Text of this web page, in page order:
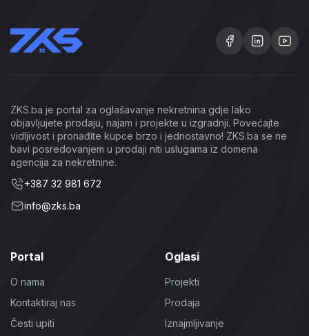
ZKS.ba je portal za oglašavanje nekretnina gdje lako
objavljujete prodaju, najam i projekte u izgradnji. Povećajte
vidljivost i pronađite kupce brzo i jednostavno! ZKS.ba se ne
bavi posredovanjem u prodaji niti uslugama iz domena
agencija za nekretnine.
+387 32 981 672
info@zks.ba
Portal
O nama
Kontaktiraj nas
Česti upiti
Oglasi
Projekti
Prodaja
Iznajmljivanje